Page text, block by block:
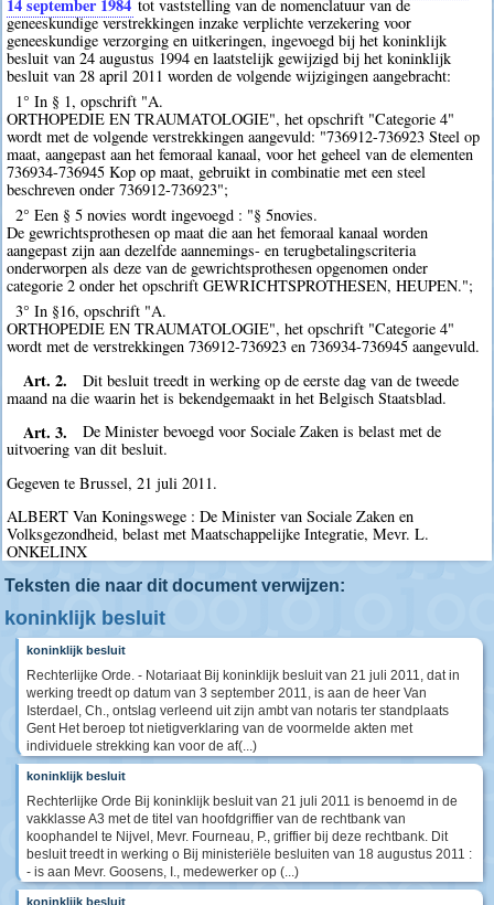
14 september 1984 tot vaststelling van de nomenclatuur van de
geneeskundige verstrekkingen inzake verplichte verzekering voor
geneeskundige verzorging en uitkeringen, ingevoegd bij het koninklijk
besluit van 24 augustus 1994 en laatstelijk gewijzigd bij het koninklijk
besluit van 28 april 2011 worden de volgende wijzigingen aangebracht:
1° In § 1, opschrift "A.
ORTHOPEDIE EN TRAUMATOLOGIE", het opschrift "Categorie 4"
wordt met de volgende verstrekkingen aangevuld: "736912-736923 Steel op
maat, aangepast aan het femoraal kanaal, voor het geheel van de elementen
736934-736945 Kop op maat, gebruikt in combinatie met een steel
beschreven onder 736912-736923";
2° Een § 5 novies wordt ingevoegd : "§ 5novies.
De gewrichtsprothesen op maat die aan het femoraal kanaal worden
aangepast zijn aan dezelfde aannemings- en terugbetalingscriteria
onderworpen als deze van de gewrichtsprothesen opgenomen onder
categorie 2 onder het opschrift GEWRICHTSPROTHESEN, HEUPEN.";
3° In §16, opschrift "A.
ORTHOPEDIE EN TRAUMATOLOGIE", het opschrift "Categorie 4"
wordt met de verstrekkingen 736912-736923 en 736934-736945 aangevuld.
Art. 2.
Dit besluit treedt in werking op de eerste dag van de tweede
maand na die waarin het is bekendgemaakt in het Belgisch Staatsblad.
Art. 3.
De Minister bevoegd voor Sociale Zaken is belast met de
uitvoering van dit besluit.
Gegeven te Brussel, 21 juli 2011.
ALBERT Van Koningswege : De Minister van Sociale Zaken en
Volksgezondheid, belast met Maatschappelijke Integratie, Mevr. L.
ONKELINX
Teksten die naar dit document verwijzen:
koninklijk besluit
koninklijk besluit
Rechterlijke Orde. - Notariaat Bij koninklijk besluit van 21 juli 2011, dat in
werking treedt op datum van 3 september 2011, is aan de heer Van
Isterdael, Ch., ontslag verleend uit zijn ambt van notaris ter standplaats
Gent Het beroep tot nietigverklaring van de voormelde akten met
individuele strekking kan voor de af(...)
koninklijk besluit
Rechterlijke Orde Bij koninklijk besluit van 21 juli 2011 is benoemd in de
vakklasse A3 met de titel van hoofdgriffier van de rechtbank van
koophandel te Nijvel, Mevr. Fourneau, P., griffier bij deze rechtbank. Dit
besluit treedt in werking o Bij ministeriële besluiten van 18 augustus 2011 :
- is aan Mevr. Goosens, I., medewerker op (...)
koninklijk besluit